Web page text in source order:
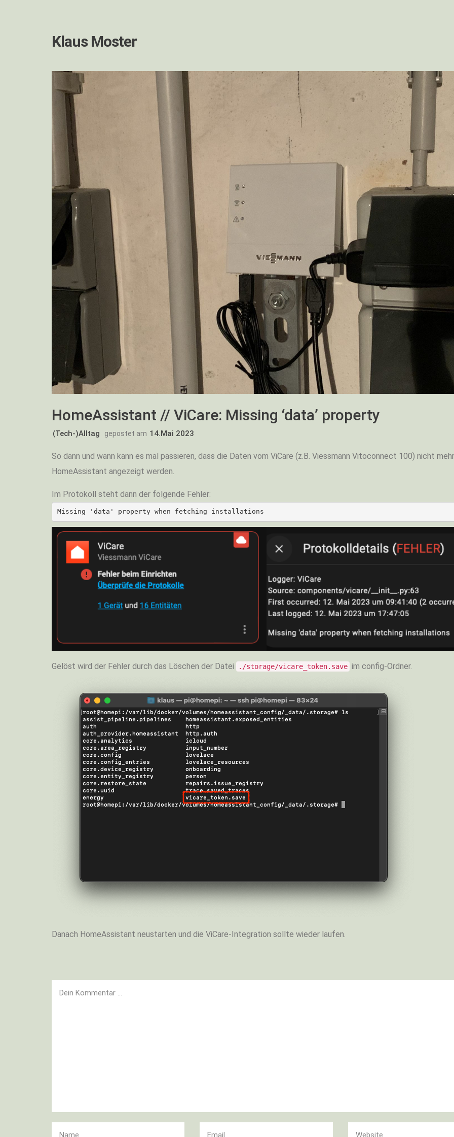
Klaus Moster
HomeAssistant // ViCare: Missing ‘data’ property
(Tech-)Alltag gepostet am 14.Mai 2023
So dann und wann kann es mal passieren, dass die Daten vom ViCare (z.B. Viessmann Vitoconnect 100) nicht
HomeAssistant angezeigt werden.
Im Protokoll steht dann der folgende Fehler:
Missing 'data' property when fetching installations
Gelöst wird der Fehler durch das Löschen der Datei ./storage/vicare_token.save im config-Ordner.
Danach HomeAssistant neustarten und die ViCare-Integration sollte wieder laufen.